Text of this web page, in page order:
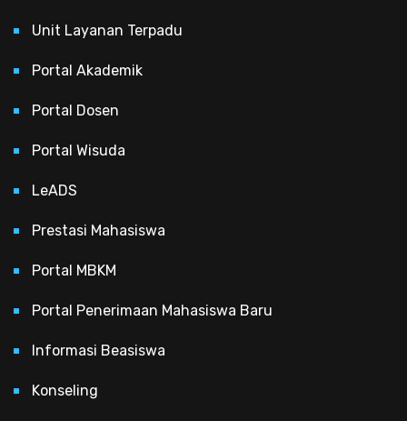
Unit Layanan Terpadu
Portal Akademik
Portal Dosen
Portal Wisuda
LeADS
Prestasi Mahasiswa
Portal MBKM
Portal Penerimaan Mahasiswa Baru
Informasi Beasiswa
Konseling